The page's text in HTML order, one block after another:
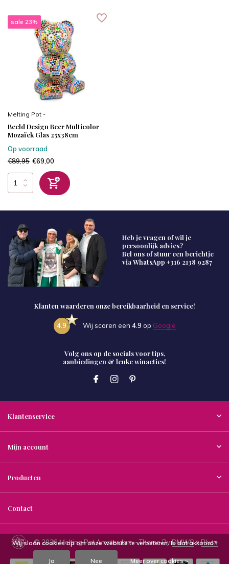
sale 23%
Melting Pot -
Beeld Design Beer Multicolor
Mozaïek Glas 25x38cm
Op voorraad
€89,95 €69,00
Heb je vragen of wil je
persoonlijk advies?
Bel ons of stuur een berichtje
via WhatsApp +316 2138 9287
Klanten waarderen onze bereikbaarheid en service!
4.9 Wij scoren een 4.9 op Google
Volg ons op de socials voor tips,
aanbiedingen & leuke winacties!
Klantenservice
Mijn account
Producten
Contact
© 2026 Melting Pot Amsterdam - Theme ByDMWSxPlus+
Wij slaan cookies op om onze website te verbeteren. Is dat akkoord?
Ja Nee Meer over cookies »